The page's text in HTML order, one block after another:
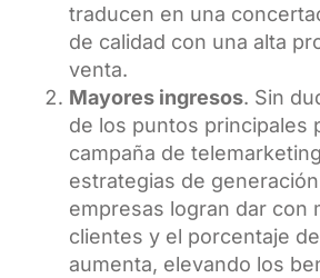
traducen en una
de calidad con una alta
venta.
Mayores ingresos. Sin
de los puntos principales
campaña de
estrategias de
empresas logran dar con
clientes y el porcentaje
aumenta, elevando los